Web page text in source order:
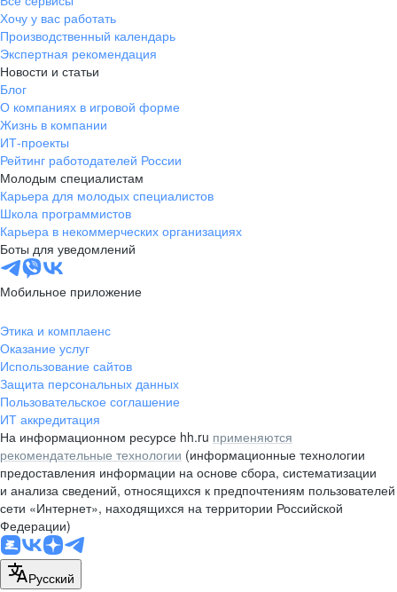
пер. Ланинский д. 4, офис 3.4
+7 423 202-33-28
pr@dv.hh.ru
Новосибирск
ул. Большевистская, д. 35,
помещение 21
+7 383 207-94-64
pr@nsk.hh.ru
Минск
пр-т Дзержинского, д. 57,
10 этаж, помещение 45-1
pr@rabota.by
Алматы
пр. Абая, д. 151, БЦ Алатау,
12 этаж, офис 1209
+7 727 232-13-13
pr@headhunter.com.kz
Хочу у вас работать
Производственный календарь
Экспертная рекомендация
Новости и статьи
Блог
О компаниях в игровой форме
Жизнь в компании
ИТ-проекты
Рейтинг работодателей России
Молодым специалистам
Карьера для молодых специалистов
Школа программистов
Карьера в некоммерческих организациях
Боты для уведомлений
Мобильное приложение
Этика и комплаенс
Оказание услуг
Использование сайтов
Защита персональных данных
Пользовательское соглашение
ИТ аккредитация
На информационном ресурсе hh.ru применяются
рекомендательные технологии (информационные технологии
предоставления информации на основе сбора, систематизации
и анализа сведений, относящихся к предпочтениям пользователей
сети «Интернет», находящихся на территории Российской
Федерации)
Русский